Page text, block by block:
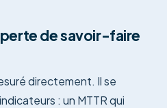
de savoir-faire
directement. Il se
: un MTTR qui